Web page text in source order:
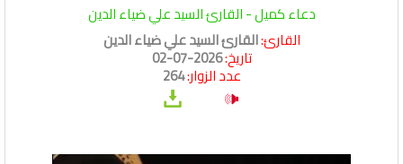
دعاء كميل - القارئ السيد علي ضياء الدين
القارئ:القارئ السيد علي ضياء الدين
تاريخ:2026-07-02
عدد الزوار:264